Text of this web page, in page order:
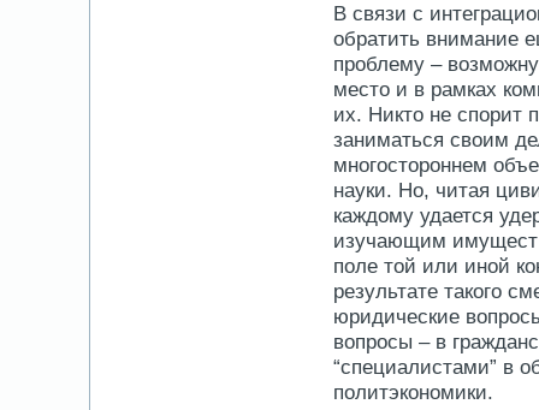
В связи с
обратить внимание
проблему –
место и в рамках
их. Никто не спорит
заниматься своим
многостороннем
науки. Но, читая
каждому удается
изучающим
поле той или иной
результате такого
юридические
вопросы – в
“специалистами” в
политэкономики.